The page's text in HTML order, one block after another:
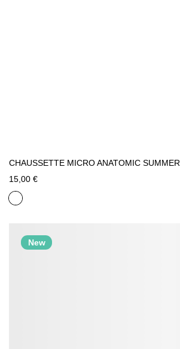
CHAUSSETTE MICRO ANATOMIC SUMMER
15,00 €
New